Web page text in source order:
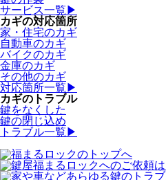
サービス一覧▶
カギの対応箇所
家・住宅のカギ
自動車のカギ
バイクのカギ
金庫のカギ
その他のカギ
対応箇所一覧▶
カギのトラブル
鍵をなくした
鍵の閉じ込め
トラブル一覧▶